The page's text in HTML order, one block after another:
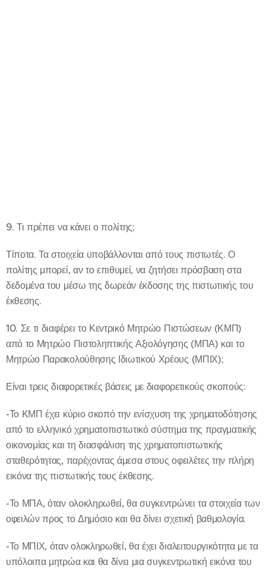
9. Τι πρέπει να κάνει ο πολίτης;
Τίποτα. Τα στοιχεία υποβάλλονται από τους πιστωτές. Ο
πολίτης μπορεί, αν το επιθυμεί, να ζητήσει πρόσβαση στα
δεδομένα του μέσω της δωρεάν έκδοσης της πιστωτικής του
έκθεσης.
10. Σε τι διαφέρει το Κεντρικό Μητρώο Πιστώσεων (ΚΜΠ)
από το Μητρώο Πιστοληπτικής Αξιολόγησης (ΜΠΑ) και το
Μητρώο Παρακολούθησης Ιδιωτικού Χρέους (ΜΠΙΧ);
Είναι τρεις διαφορετικές βάσεις με διαφορετικούς σκοπούς:
-Το ΚΜΠ έχει κύριο σκοπό την ενίσχυση της χρηματοδότησης
από το ελληνικό χρηματοπιστωτικό σύστημα της πραγματικής
οικονομίας και τη διασφάλιση της χρηματοπιστωτικής
σταθερότητας, παρέχοντας άμεσα στους οφειλέτες την πλήρη
εικόνα της πιστωτικής τους έκθεσης.
-Το ΜΠΑ, όταν ολοκληρωθεί, θα συγκεντρώνει τα στοιχεία των
οφειλών προς το Δημόσιο και θα δίνει σχετική βαθμολογία.
-Το ΜΠΙΧ, όταν ολοκληρωθεί, θα έχει διαλειτουργικότητα με τα
υπόλοιπα μητρώα και θα δίνει μια συγκεντρωτική εικόνα του